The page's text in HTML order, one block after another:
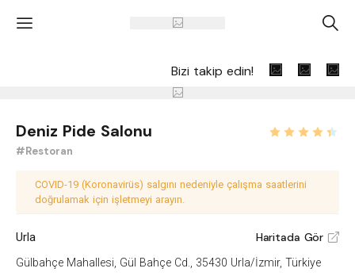
' A
Bizi takip edin!
Deniz Pide Salonu
#Restoran
COVID-19 (Koronavirüs) salgını nedeniyle çalışma saatlerini
doğrulamak için işletmeyi arayın.
Urla Haritada Gör V
Gülbahçe Mahallesi, Gül Bahçe Cd., 35430 Urla/İzmir, Türkiye